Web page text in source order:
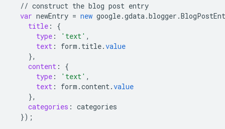
// construct the blog post entry
var newEntry = new google.gdata.blogger .
title :
{
type : 'text' ,
text : form . title.value
},
content :
{
type : 'text' ,
text : form .content.value
},
categories : categories
});